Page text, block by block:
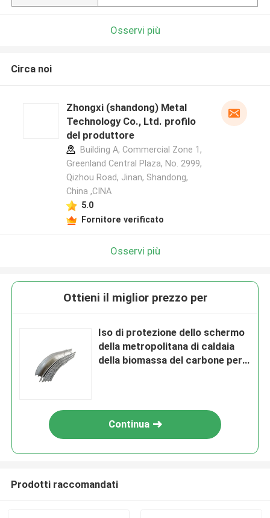
Osservi più
Circa noi
Zhongxi (shandong) Metal
Technology Co., Ltd. profilo
del produttore
Building A, Commercial Zone 1,
Greenland Central Plaza, No. 2999,
Qizhou Road, Jinan, Shandong,
China ,CINA
5.0
Fornitore verificato
Osservi più
Ottieni il miglior prezzo per
Iso di protezione dello schermo
della metropolitana di caldaia
della biomassa del carbone per i
Continua
Prodotti raccomandati